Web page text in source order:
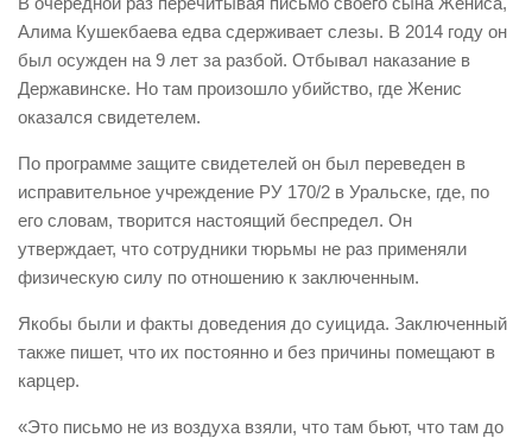
Алима Кушекбаева едва сдерживает слезы. В 2014 году он
был осужден на 9 лет за разбой. Отбывал наказание в
Державинске. Но там произошло убийство, где Женис
оказался свидетелем.
По программе защите свидетелей он был переведен в
исправительное учреждение РУ 170/2 в Уральске, где, по
его словам, творится настоящий беспредел. Он
утверждает, что сотрудники тюрьмы не раз применяли
физическую силу по отношению к заключенным.
Якобы были и факты доведения до суицида. Заключенный
также пишет, что их постоянно и без причины помещают в
карцер.
«Это письмо не из воздуха взяли, что там бьют, что там до